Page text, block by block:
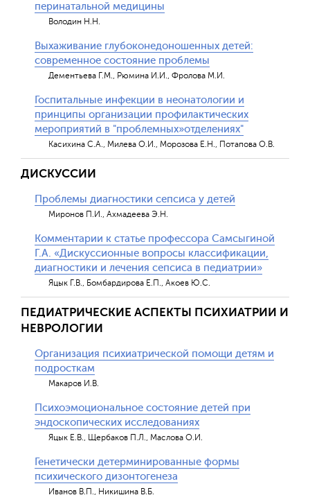
перинатальной медицины
Володин Н.Н.
Выхаживание глубоконедоношенных детей:
современное состояние проблемы
Дементьева Г.М., Рюмина И.И., Фролова М.И.
Госпитальные инфекции в неонатологии и
принципы организации профилактических
мероприятий в "проблемных»отделениях"
Касихина С.А., Милева О.И., Морозова Е.Н., Потапова О.В.
ДИСКУССИИ
Проблемы диагностики сепсиса у детей
Миронов П.И., Ахмадеева Э.Н.
Комментарии к статье профессора Самсыгиной
Г.А. «Дискуссионные вопросы классификации,
диагностики и лечения сепсиса в педиатрии»
Яцык Г.В., Бомбардирова Е.П., Акоев Ю.С.
ПЕДИАТРИЧЕСКИЕ АСПЕКТЫ ПСИХИАТРИИ И
НЕВРОЛОГИИ
Организация психиатрической помощи детям и
подросткам
Макаров И.В.
Психоэмоциональное состояние детей при
эндоскопических исследованиях
Яцык Е.В., Щербаков П.Л., Маслова О.И.
Генетически детерминированные формы
психического дизонтогенеза
Иванов В.П., Никишина В.Б.